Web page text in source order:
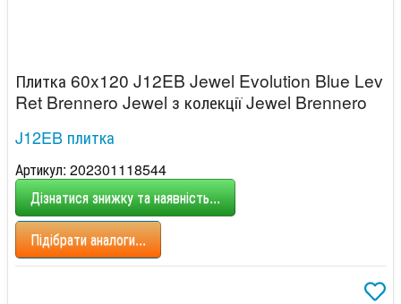
Плитка 60x120 J12EB Jewel Evolution Blue Lev
Ret Brennero Jewel з колекції Jewel Brennero
J12EB плитка
Артикул: 202301118544
Дізнатися знижку та наявність...
Підібрати аналоги...